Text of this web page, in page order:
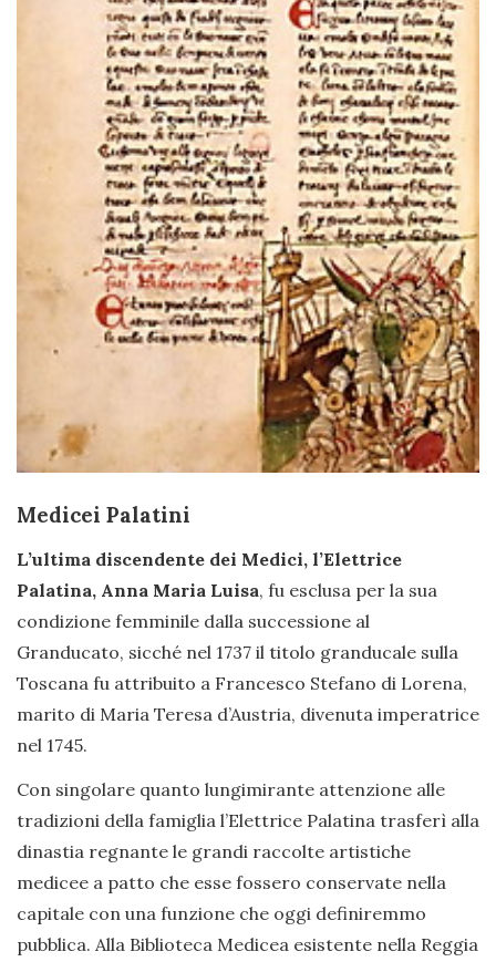
Medicei Palatini
L’ultima discendente dei Medici, l’Elettrice
Palatina, Anna Maria Luisa, fu esclusa per la sua
condizione femminile dalla successione al
Granducato, sicché nel 1737 il titolo granducale sulla
Toscana fu attribuito a Francesco Stefano di Lorena,
marito di Maria Teresa d’Austria, divenuta imperatrice
nel 1745.
Con singolare quanto lungimirante attenzione alle
tradizioni della famiglia l’Elettrice Palatina trasferì alla
dinastia regnante le grandi raccolte artistiche
medicee a patto che esse fossero conservate nella
capitale con una funzione che oggi definiremmo
pubblica. Alla Biblioteca Medicea esistente nella Reggia